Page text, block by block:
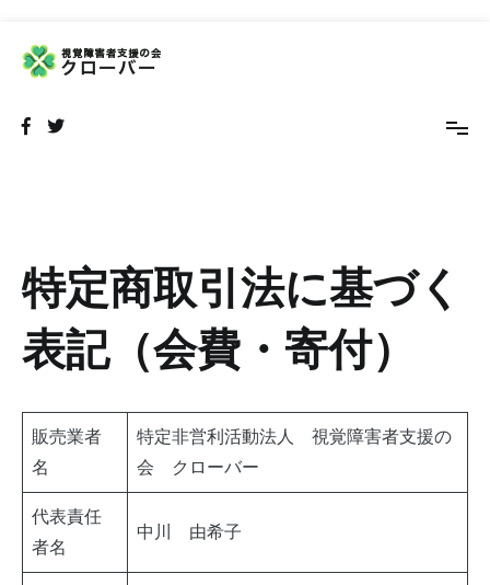
特定商取引法に基づく
表記（会費・寄付）
販売業者
名
特定非営利活動法人 視覚障害者支援の
会 クローバー
代表責任
者名
中川 由希子